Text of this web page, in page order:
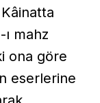
ı mahz
ona göre
eserlerine